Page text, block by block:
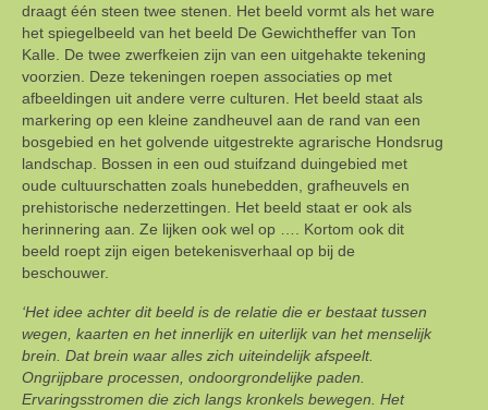
draagt één steen twee stenen. Het beeld vormt als het ware
het spiegelbeeld van het beeld De Gewichtheffer van Ton
Kalle. De twee zwerfkeien zijn van een uitgehakte tekening
voorzien. Deze tekeningen roepen associaties op met
afbeeldingen uit andere verre culturen. Het beeld staat als
markering op een kleine zandheuvel aan de rand van een
bosgebied en het golvende uitgestrekte agrarische Hondsrug
landschap. Bossen in een oud stuifzand duingebied met
oude cultuurschatten zoals hunebedden, grafheuvels en
prehistorische nederzettingen. Het beeld staat er ook als
herinnering aan. Ze lijken ook wel op …. Kortom ook dit
beeld roept zijn eigen betekenisverhaal op bij de
beschouwer.
‘Het idee achter dit beeld is de relatie die er bestaat tussen
wegen, kaarten en het innerlijk en uiterlijk van het menselijk
brein. Dat brein waar alles zich uiteindelijk afspeelt.
Ongrijpbare processen, ondoorgrondelijke paden.
Ervaringsstromen die zich langs kronkels bewegen. Het